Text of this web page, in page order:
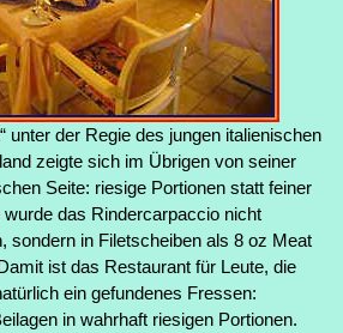
unter der Regie des jungen italienischen
zeigte sich im Übrigen von seiner
Seite: riesige Portionen statt feiner
das Rindercarpaccio nicht
sondern in Filetscheiben als 8 oz Meat
ist das Restaurant für Leute, die
ein gefundenes Fressen:
in wahrhaft riesigen Portionen.